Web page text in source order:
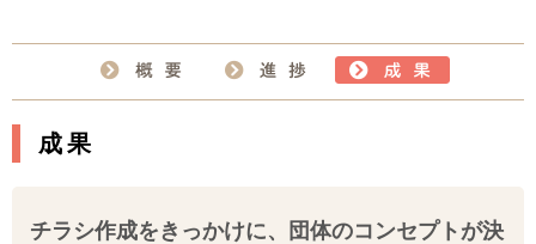
成果
チラシ作成をきっかけに、団体のコンセプトが決